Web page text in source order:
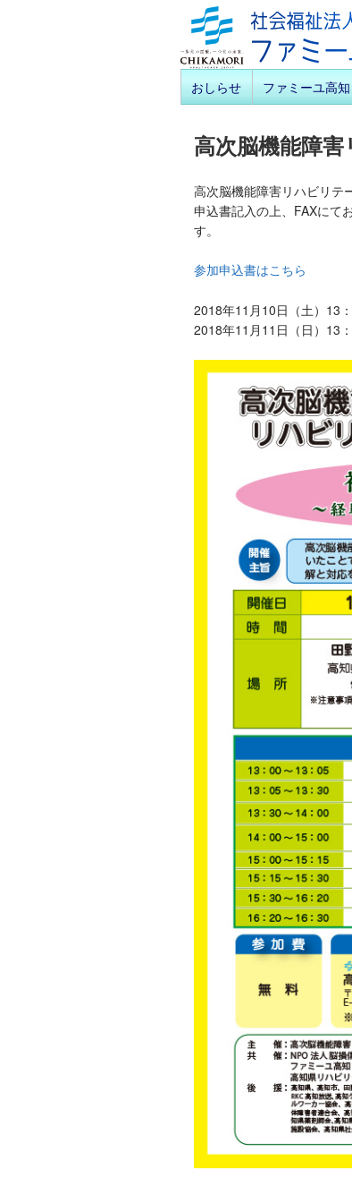
おしらせ ファミーユ高知
高次脳機能障
高次脳機能障害リハビリテ
申込書記入の上、FAXにて
す。
参加申込書はこちら
2018年11月10日（土）13
2018年11月11日（日）13